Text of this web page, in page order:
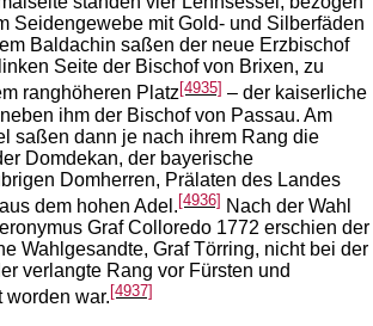
Seidengewebe mit Gold- und Silberfäden
Baldachin saßen der neue Erzbischof
Seite der Bischof von Brixen, zu
ranghöheren Platz[4935] – der kaiserliche
ihm der Bischof von Passau. Am
saßen dann je nach ihrem Rang die
Domdekan, der bayerische
Domherren, Prälaten des Landes
dem hohen Adel. [4936] Nach der Wahl
Graf Colloredo 1772 erschien der
Wahlgesandte, Graf Törring, nicht bei der
verlangte Rang vor Fürsten und
worden war. [4937]